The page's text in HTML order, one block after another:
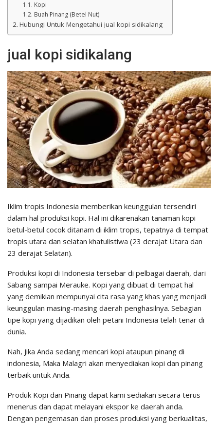
Kopi
Buah Pinang (Betel Nut)
Hubungi Untuk Mengetahui jual kopi sidikalang
jual kopi sidikalang
Iklim tropis Indonesia memberikan keunggulan tersendiri
dalam hal produksi kopi. Hal ini dikarenakan tanaman kopi
betul-betul cocok ditanam di iklim tropis, tepatnya di tempat
tropis utara dan selatan khatulistiwa (23 derajat Utara dan
23 derajat Selatan).
Produksi kopi di Indonesia tersebar di pelbagai daerah, dari
Sabang sampai Merauke. Kopi yang dibuat di tempat hal
yang demikian mempunyai cita rasa yang khas yang menjadi
keunggulan masing-masing daerah penghasilnya. Sebagian
tipe kopi yang dijadikan oleh petani Indonesia telah tenar di
dunia.
Nah, Jika Anda sedang mencari kopi ataupun pinang di
indonesia, Maka Malagri akan menyediakan kopi dan pinang
terbaik untuk Anda.
Produk Kopi dan Pinang dapat kami sediakan secara terus
menerus dan dapat melayani ekspor ke daerah anda.
Dengan pengemasan dan proses produksi yang berkualitas,